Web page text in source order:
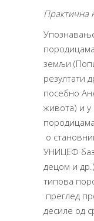
Практична
земљи
резултати
посебно
живота) и у
о
УНИЦЕФ
децом и
типова
преглед
десиле од